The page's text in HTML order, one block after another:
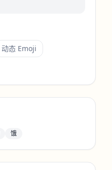
动态 Emoji
饿